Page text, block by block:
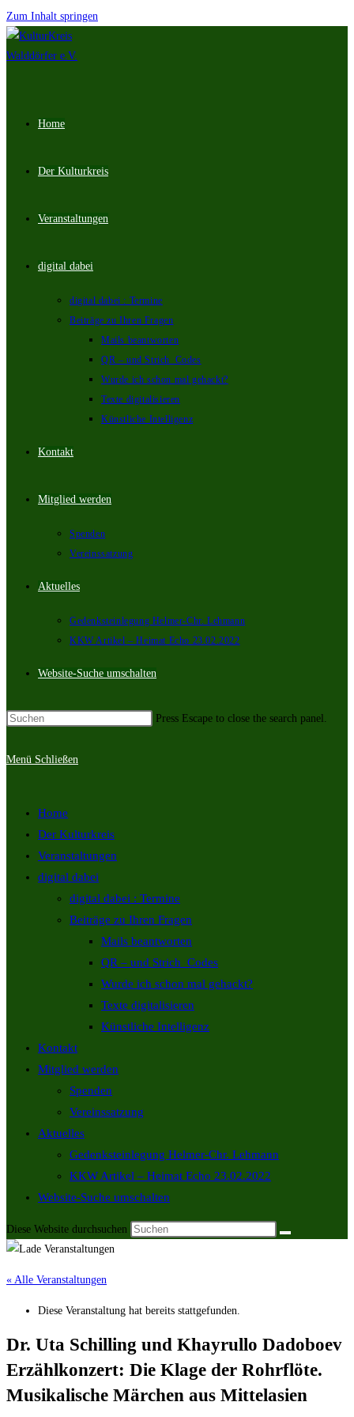
Zum Inhalt springen
Home
Der Kulturkreis
Veranstaltungen
digital dabei
digital dabei : Termine
Beiträge zu Ihren Fragen
Mails beantworten
QR – und Strich_Codes
Wurde ich schon mal gehackt?
Texte digitalisieren
Künstliche Intelligenz
Kontakt
Mitglied werden
Spenden
Vereinssatzung
Aktuelles
Gedenksteinlegung Helmer-Chr. Lehmann
KKW Artikel – Heimat Echo 23.02.2022
Website-Suche umschalten
Press Escape to close the search panel.
Menü Schließen
Home
Der Kulturkreis
Veranstaltungen
digital dabei
digital dabei : Termine
Beiträge zu Ihren Fragen
Mails beantworten
QR – und Strich_Codes
Wurde ich schon mal gehackt?
Texte digitalisieren
Künstliche Intelligenz
Kontakt
Mitglied werden
Spenden
Vereinssatzung
Aktuelles
Gedenksteinlegung Helmer-Chr. Lehmann
KKW Artikel – Heimat Echo 23.02.2022
Website-Suche umschalten
Diese Website durchsuchen
« Alle Veranstaltungen
Diese Veranstaltung hat bereits stattgefunden.
Dr. Uta Schilling und Khayrullo Dadoboev
Erzählkonzert: Die Klage der Rohrflöte.
Musikalische Märchen aus Mittelasien